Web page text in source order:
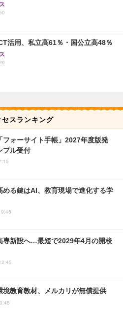
活用、私立高61％・国公立高48％
セスランキング
フォーサイト手帳」2027年度版発
プル受付
める鍵はAI、教育現場で進化する学
専新設へ…最短で2029年4月の開校
境教育教材、メルカリが無償提供